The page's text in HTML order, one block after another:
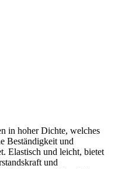
in hoher Dichte, welches
Beständigkeit und
Elastisch und leicht, bietet
und